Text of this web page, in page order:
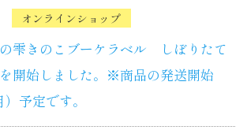
オンラインショップ
雫きのこブーケラベル しぼりたて
開始しました。※商品の発送開始
予定です。